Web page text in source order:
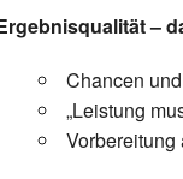
–
Chancen
„Leistung
Vorbereitung